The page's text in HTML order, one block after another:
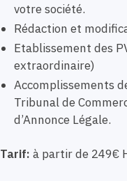
votre société.
Rédaction et
Etablissement des
extraordinaire)
Accomplissements
Tribunal de
d’Annonce Légale.
Tarif: à partir de 249€